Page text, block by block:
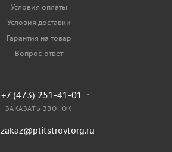
Условия оплаты
Условия доставки
Гарантия на товар
Вопрос-ответ
+7 (473) 251-41-01
ЗАКАЗАТЬ ЗВОНОК
zakaz@plitstroytorg.ru